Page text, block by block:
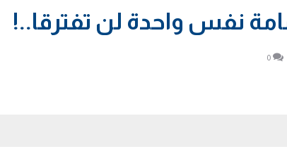
نفس واحدة لن تفترقا..!
0